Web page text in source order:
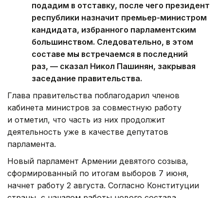
подадим в отставку, после чего президент
республики назначит премьер-министром
кандидата, избранного парламентским
большинством. Следовательно, в этом
составе мы встречаемся в последний
раз, — сказал Никол Пашинян, закрывая
заседание правительства.
Глава правительства поблагодарил членов
кабинета министров за совместную работу
и отметил, что часть из них продолжит
деятельность уже в качестве депутатов
парламента.
Новый парламент Армении девятого созыва,
сформированный по итогам выборов 7 июня,
начнет работу 2 августа. Согласно Конституции